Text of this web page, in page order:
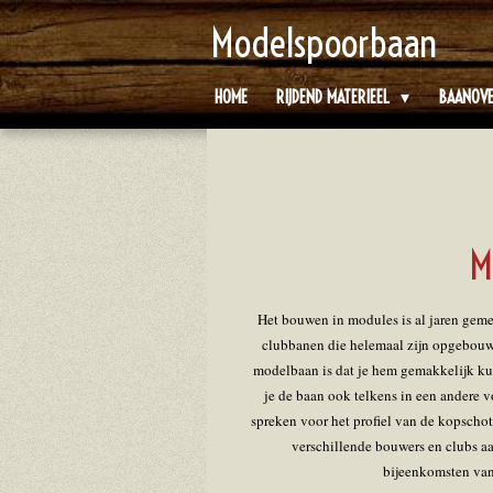
Ga
direct
naar
de
Modelspoorbaan
HOME RIJDEND MATERIEEL
Het bouwen in modules is al jaren
clubbanen die helemaal zijn
modelbaan is dat je hem gemakkelijk
je de baan ook telkens in een andere
spreken voor het profiel van de
verschillende bouwers en clubs
bijeenkomsten